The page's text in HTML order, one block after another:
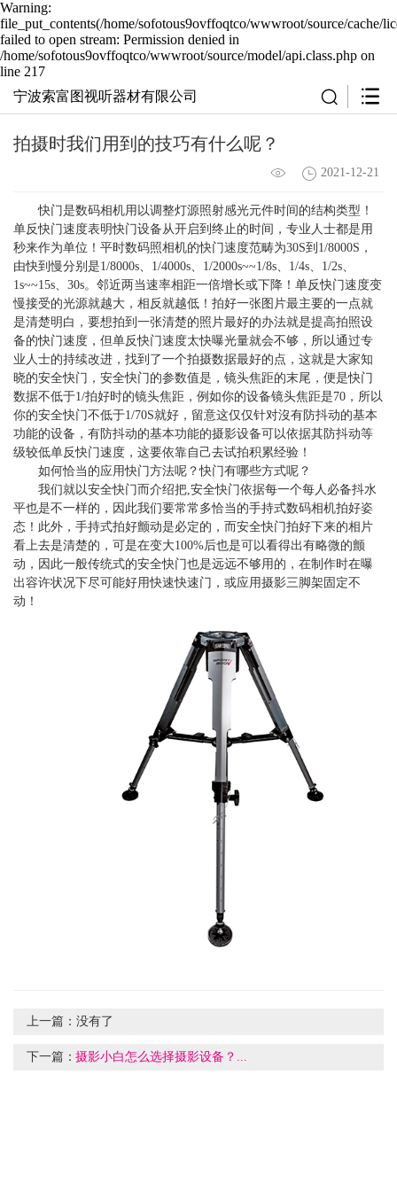
Warning:
file_put_contents(/home/sofotous9ovffoqtco/wwwroot/source/cache/
failed to open stream: Permission denied in
/home/sofotous9ovffoqtco/wwwroot/source/model/api.class.php on
line 217
宁波索富图视听器材有限公司
拍摄时我们用到的技巧有什么呢？
2021-12-21
快门是数码相机用以调整灯源照射感光元件时间的结构类型！
单反快门速度表明快门设备从开启到终止的时间，专业人士都是用
秒来作为单位！平时数码照相机的快门速度范畴为30S到1/8000S，
由快到慢分别是1/8000s、1/4000s、1/2000s~~1/8s、1/4s、1/2s、
1s~~15s、30s。邻近两当速率相距一倍增长或下降！单反快门速度变
慢接受的光源就越大，相反就越低！拍好一张图片最主要的一点就
是清楚明白，要想拍到一张清楚的照片最好的办法就是提高拍照设
备的快门速度，但单反快门速度太快曝光量就会不够，所以通过专
业人士的持续改进，找到了一个拍摄数据最好的点，这就是大家知
晓的安全快门，安全快门的参数值是，镜头焦距的末尾，便是快门
数据不低于1/拍好时的镜头焦距，例如你的设备镜头焦距是70，所以
你的安全快门不低于1/70S就好，留意这仅仅针对沒有防抖动的基本
功能的设备，有防抖动的基本功能的摄影设备可以依据其防抖动等
级较低单反快门速度，这要依靠自己去试拍积累经验！
如何恰当的应用快门方法呢？快门有哪些方式呢？
我们就以安全快门而介绍把,安全快门依据每一个每人必备抖水
平也是不一样的，因此我们要常常多恰当的手持式数码相机拍好姿
态！此外，手持式拍好颤动是必定的，而安全快门拍好下来的相片
看上去是清楚的，可是在变大100%后也是可以看得出有略微的颤
动，因此一般传统式的安全快门也是远远不够用的，在制作时在曝
出容许状况下尽可能好用快速快速门，或应用摄影三脚架 固定不
动！
上一篇： 没有了
下一篇：摄影小白怎么选择摄影设备？...